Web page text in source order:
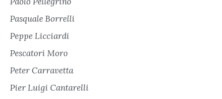
Pasquale Borrelli
Peppe Licciardi
Pescatori Moro
Peter Carravetta
Pier Luigi Cantarelli